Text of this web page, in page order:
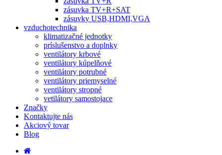
zásuvka TV+R+SAT
zásuvky USB,HDMI,VGA
vzduchotechnika
klimatizačné jednotky
príslušenstvo a doplnky
ventilátory krbové
ventilátory kúpelňové
ventilátory potrubné
ventilátory priemyselné
ventilátory stropné
vetilátory samostojace
Značky
Kontaktujte nás
Akciový tovar
Blog